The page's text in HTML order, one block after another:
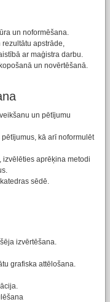
un noformēšana.
apstrāde,
ar maģistra darbu.
un novērtēšanā.
un pētījumu
kā arī noformulēt
izvēlēties aprēķina metodi
sēdē.
izvērtēšana.
grafiska attēlošana.